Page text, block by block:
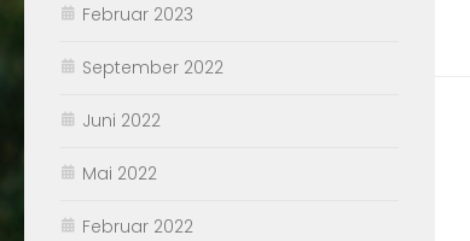
Februar 2023
September 2022
Juni 2022
Mai 2022
Februar 2022